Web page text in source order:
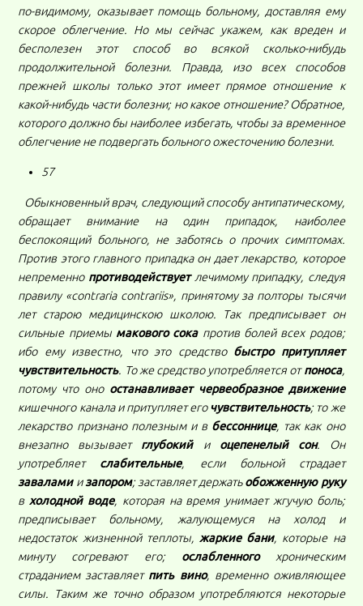
по-видимому, оказывает помощь больному, доставляя ему
скорое облегчение. Но мы сейчас укажем, как вреден и
бесполезен этот способ во всякой сколько-нибудь
продолжительной болезни. Правда, изо всех способов
прежней школы только этот имеет прямое отношение к
какой-нибудь части болезни; но какое отношение? Обратное,
которого должно бы наиболее избегать, чтобы за временное
облегчение не подвергать больного ожесточению болезни.
57
Обыкновенный врач, следующий способу антипатическому,
обращает внимание на один припадок, наиболее
беспокоящий больного, не заботясь о прочих симптомах.
Против этого главного припадка он дает лекарство, которое
непременно противодействуетлечимому припадку, следуя
правилу «contraria contrariis», принятому за полторы тысячи
лет старою медицинскою школою. Так предписывает он
сильные приемы макового сокапротив болей всех родов;
ибо ему известно, что это средство быстро притупляет
чувствительность. То же средство употребляется отпоноса,
потому что оно останавливает червеобразное движение
кишечного канала и притупляет егочувствительность; то же
лекарство признано полезным и в бессоннице, так как оно
внезапно вызывает глубокийи оцепенелый сон. Он
употребляет слабительные, если больной страдает
заваламиизапором; заставляет держатьобожженную руку
вхолодной воде, которая на время унимает жгучую боль;
предписывает больному, жалующемуся на холод и
недостаток жизненной теплоты, жаркие бани, которые на
минуту согревают его; ослабленногохроническим
страданием заставляет пить вино, временно оживляющее
силы. Таким же точно образом употребляются некоторые